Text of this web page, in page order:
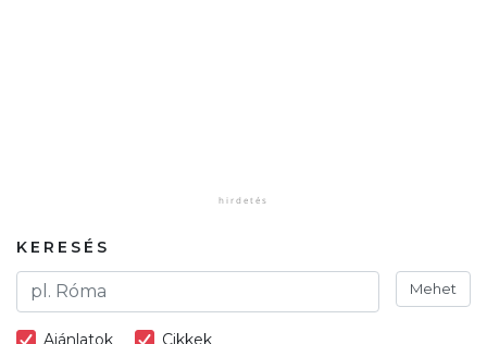
KERESÉS
Mehet
Ajánlatok Cikkek